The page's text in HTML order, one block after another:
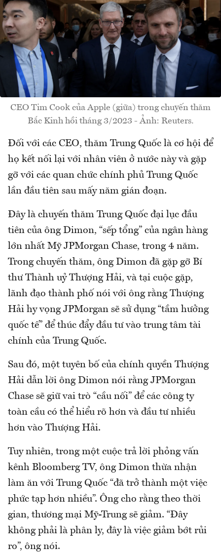
CEO Tim Cook của Apple (giữa) trong chuyến thăm
Bắc Kinh hồi tháng 3/2023 - Ảnh: Reuters.
Đối với các CEO, thăm Trung Quốc là cơ hội để
họ kết nối lại với nhân viên ở nước này và gặp
gỡ với các quan chức chính phủ Trung Quốc
lần đầu tiên sau mấy năm gián đoạn.
Đây là chuyến thăm Trung Quốc đại lục đầu
tiên của ông Dimon, “sếp tổng” của ngân hàng
lớn nhất Mỹ JPMorgan Chase, trong 4 năm.
Trong chuyến thăm, ông Dimon đã gặp gỡ Bí
thư Thành uỷ Thượng Hải, và tại cuộc gặp,
lãnh đạo thành phố nói với ông rằng Thượng
Hải hy vọng JPMorgan sẽ sử dụng “tầm hưởng
quốc tế” để thúc đẩy đầu tư vào trung tâm tài
chính của Trung Quốc.
Sau đó, một tuyên bố của chính quyền Thượng
Hải dẫn lời ông Dimon nói rằng JPMorgan
Chase sẽ giữ vai trò “cầu nối” để các công ty
toàn cầu có thể hiểu rõ hơn và đầu tư nhiều
hơn vào Thượng Hải.
Tuy nhiên, trong một cuộc trả lời phỏng vấn
kênh Bloomberg TV, ông Dimon thừa nhận
làm ăn với Trung Quốc “đã trở thành một việc
phức tạp hơn nhiều”. Ông cho rằng theo thời
gian, thương mại Mỹ-Trung sẽ giảm. “Đây
không phải là phân ly, đây là việc giảm bớt rủi
ro”, ông nói.